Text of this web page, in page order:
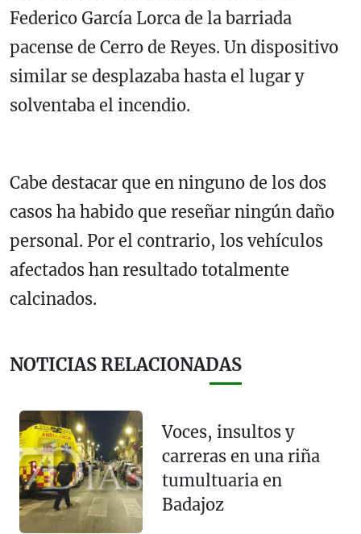
Federico García Lorca de la barriada
pacense de Cerro de Reyes. Un dispositivo
similar se desplazaba hasta el lugar y
solventaba el incendio.
Cabe destacar que en ninguno de los dos
casos ha habido que reseñar ningún daño
personal. Por el contrario, los vehículos
afectados han resultado totalmente
calcinados.
NOTICIAS RELACIONADAS
Voces, insultos y
carreras en una riña
tumultuaria en
Badajoz